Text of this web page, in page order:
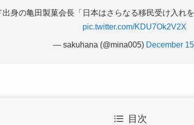
出身の亀田製菓会長「日本はさらなる移民受け入れを
pic.twitter.com/KDU7Ok2V2X
— sakuhana (@mina005) December
目次